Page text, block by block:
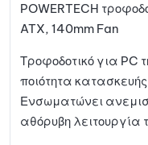
POWERTECH
ATX, 140mm Fan
Τροφοδοτικό για
ποιότητα
Ενσωματώνει
αθόρυβη λειτουργία